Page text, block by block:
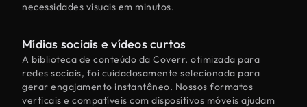
necessidades visuais em minutos.
Mídias sociais e vídeos curtos
A biblioteca de conteúdo da Coverr, otimizada para
redes sociais, foi cuidadosamente selecionada para
gerar engajamento instantâneo. Nossos formatos
verticais e compatíveis com dispositivos móveis ajudam